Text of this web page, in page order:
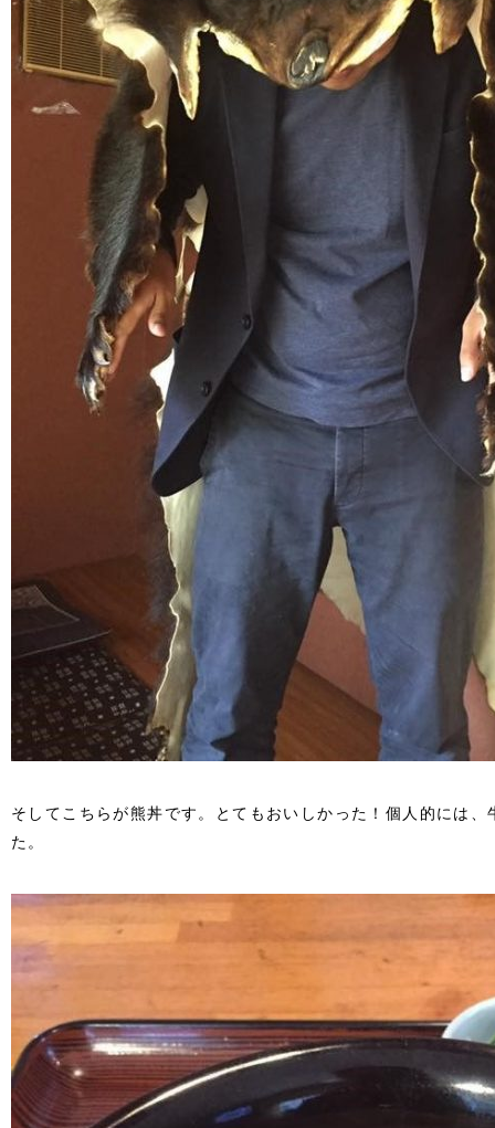
そしてこちらが熊丼です。とてもおいしかった！個人的には
た。